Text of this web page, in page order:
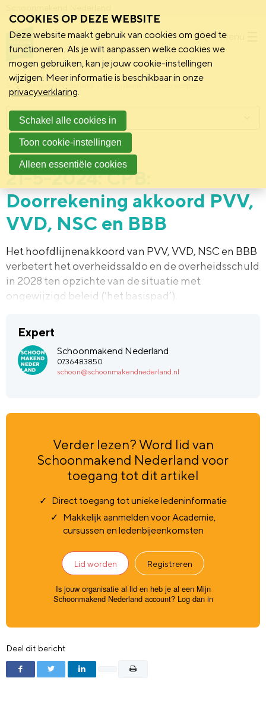
Menu
Schoonmakend Nederland
31 mei 2024CPB
21-5-2024: CPB:
Doorrekening akkoord PVV,
VVD, NSC en BBB
Het hoofdlijnenakkoord van PVV, VVD, NSC en BBB
verbetert het overheidssaldo en de overheidsschuld
in 2028 ten opzichte van de situatie met
ongewijzigd beleid (‘het basispad’).
Expert
Schoonmakend Nederland
0736483850
schoon@schoonmakendnederland.nl
Verder lezen? Word lid van
Schoonmakend Nederland voor
toegang tot dit artikel
Direct toegang tot unieke ledeninformatie
Makkelijk aanmelden voor Academie,
cursussen en ledenbijeenkomsten
Lid worden Registreren
Is jouw organisatie al lid en heb je al een Mijn
Schoonmakend Nederland account? Log dan in
Deel dit bericht
Menu
COOKIES OP DEZE WEBSITE
Deze website maakt gebruik van cookies om goed te
functioneren. Als je wilt aanpassen welke cookies we
mogen gebruiken, kan je jouw cookie-instellingen
wijzigen. Meer informatie is beschikbaar in onze
privacyverklaring.
Schakel alle cookies in
Toon cookie-instellingen
Alleen essentiële cookies